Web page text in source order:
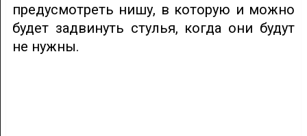
предусмотреть нишу, в которую и можно
будет задвинуть стулья, когда они будут
не нужны.